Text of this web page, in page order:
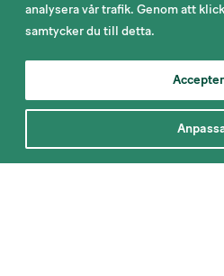
analysera vår trafik. Genom att
samtycker du till detta.